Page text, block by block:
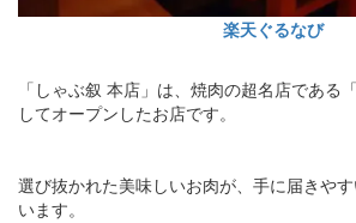
楽天ぐるなび
「しゃぶ叙 本店」は、焼肉の超名店である
してオープンしたお店です。
選び抜かれた美味しいお肉が、手に届きや
います。